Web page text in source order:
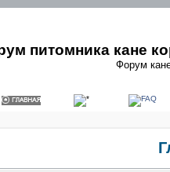
питомника кане
Форум